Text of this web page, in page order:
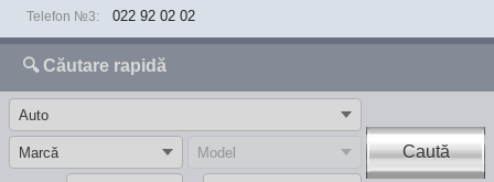
Telefon №3: 022 92 02 02
🔍 Căutare rapidă
Caută